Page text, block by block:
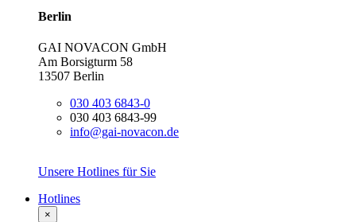
Berlin
GAI NOVACON GmbH
Am Borsigturm 58
13507 Berlin
030 403 6843-0
030 403 6843-99
info@gai-novacon.de
Unsere Hotlines für Sie
Hotlines
×